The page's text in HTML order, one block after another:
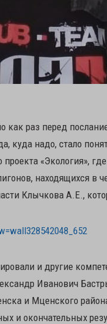
как раз перед
куда надо, стало
«Экология»,
находящихся в
Клычкова А.Е.,
и другие
Иванович
и Мценского
и окончательных